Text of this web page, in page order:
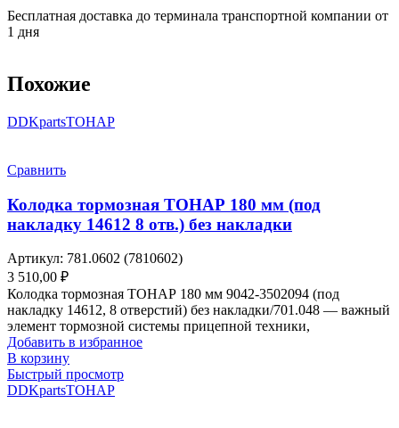
Бесплатная доставка до терминала транспортной компании от
1 дня
Похожие
DDKpartsТОНАР
Сравнить
Колодка тормозная ТОНАР 180 мм (под
накладку 14612 8 отв.) без накладки
Артикул: 781.0602 (7810602)
3 510,00 ₽
Колодка тормозная ТОНАР 180 мм 9042-3502094 (под
накладку 14612, 8 отверстий) без накладки/701.048 — важный
элемент тормозной системы прицепной техники,
Добавить в избранное
В корзину
Быстрый просмотр
DDKpartsТОНАР